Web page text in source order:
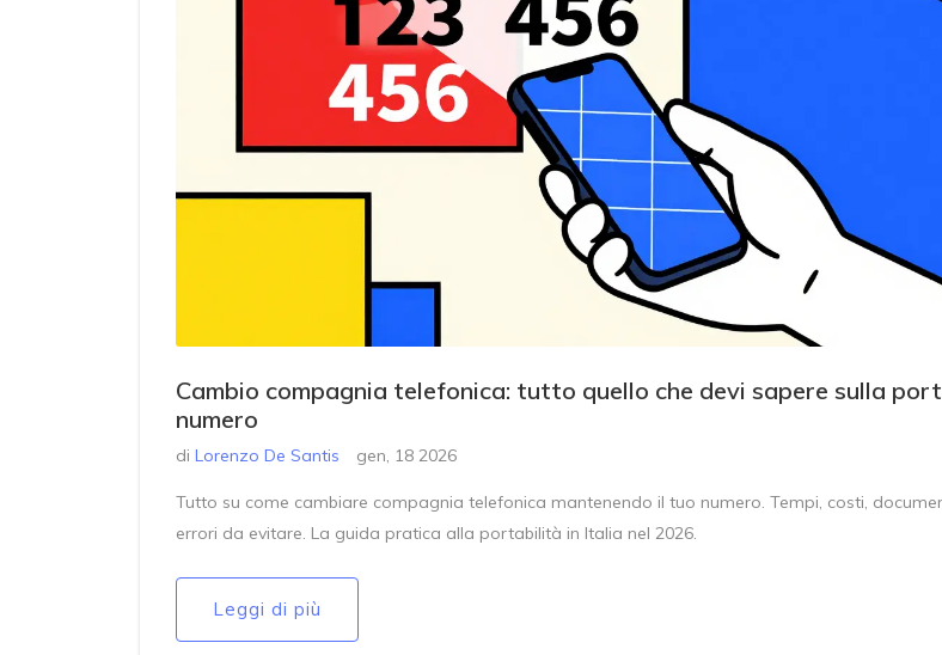
Cambio compagnia telefonica: tutto quello che devi sapere sulla
numero
di Lorenzo De Santis gen, 18 2026
Tutto su come cambiare compagnia telefonica mantenendo il tuo numero. Tempi, costi,
errori da evitare. La guida pratica alla portabilità in Italia nel 2026.
Leggi di più